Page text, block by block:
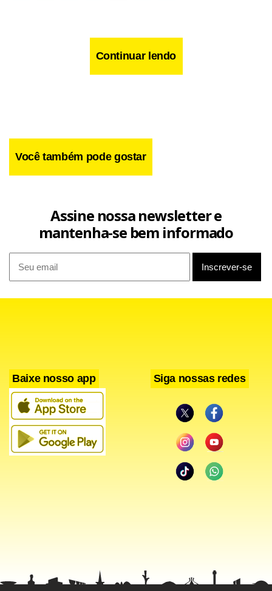
Continuar lendo
Você também pode gostar
Assine nossa newsletter e
mantenha-se bem informado
Baixe nosso app Siga nossas redes